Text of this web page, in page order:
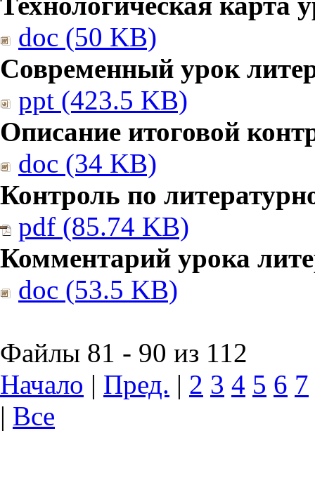
doc (50 KB)
Современный урок
ppt (423.5 KB)
Описание итоговой
doc (34 KB)
Контроль по
pdf (85.74 KB)
Комментарий урока
doc (53.5 KB)
Файлы 81 - 90 из 112
Начало | Пред. | 2 3 4 5 6 7
| Все